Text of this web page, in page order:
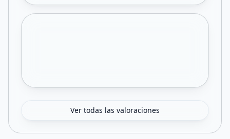
Ver todas las valoraciones